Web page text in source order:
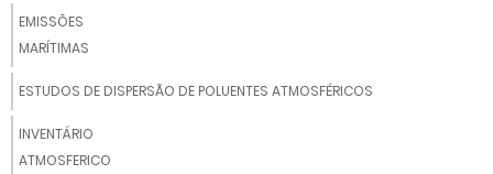
EMISSÕES
MARÍTIMAS
ESTUDOS DE DISPERSÃO DE POLUENTES ATMOSFÉRICOS
INVENTÁRIO
ATMOSFERICO